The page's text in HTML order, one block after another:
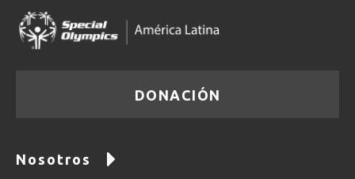
DONACIÓN
Nosotros